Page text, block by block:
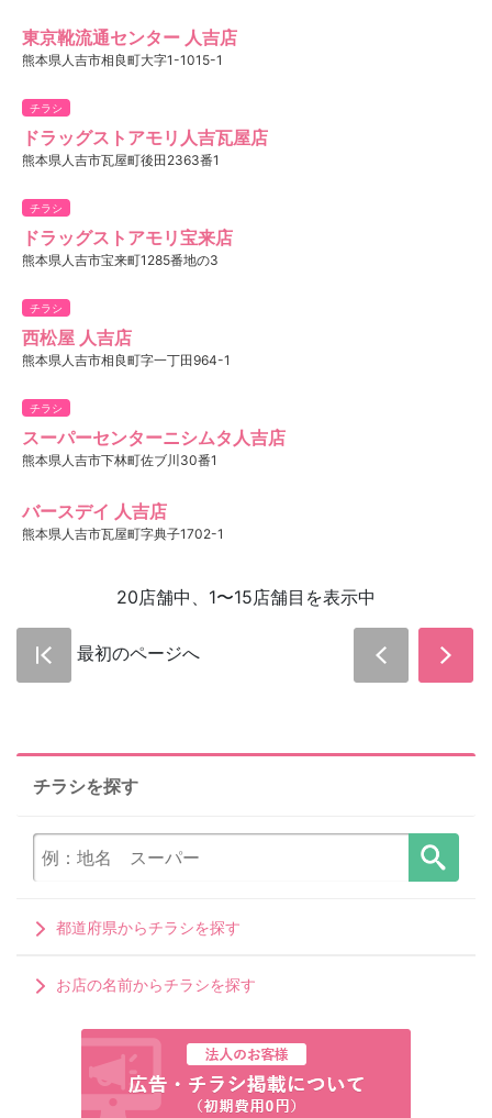
東京靴流通センター 人吉店
熊本県人吉市相良町大字1-1015-1
チラシ
ドラッグストアモリ人吉瓦屋店
熊本県人吉市瓦屋町後田2363番1
チラシ
ドラッグストアモリ宝来店
熊本県人吉市宝来町1285番地の3
チラシ
西松屋 人吉店
熊本県人吉市相良町字一丁田964-1
チラシ
スーパーセンターニシムタ人吉店
熊本県人吉市下林町佐ブ川30番1
バースデイ 人吉店
熊本県人吉市瓦屋町字典子1702-1
20店舗中、1〜15店舗目を表示中
最初のページへ
チラシを探す
都道府県からチラシを探す
お店の名前からチラシを探す